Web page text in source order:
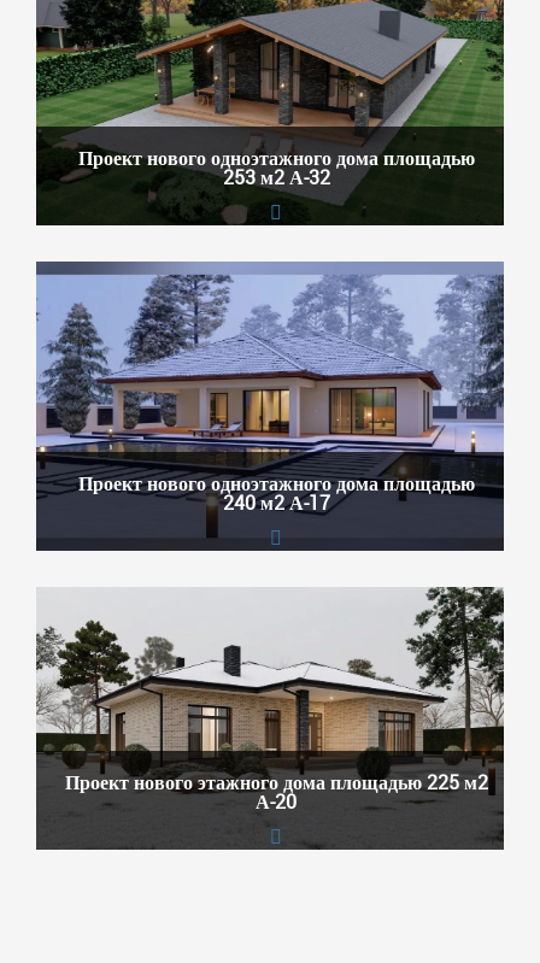
Проект нового одноэтажного дома площадью
253 м2 А-32
Проект нового одноэтажного дома площадью
240 м2 А-17
Проект нового этажного дома площадью 225 м2
А-20